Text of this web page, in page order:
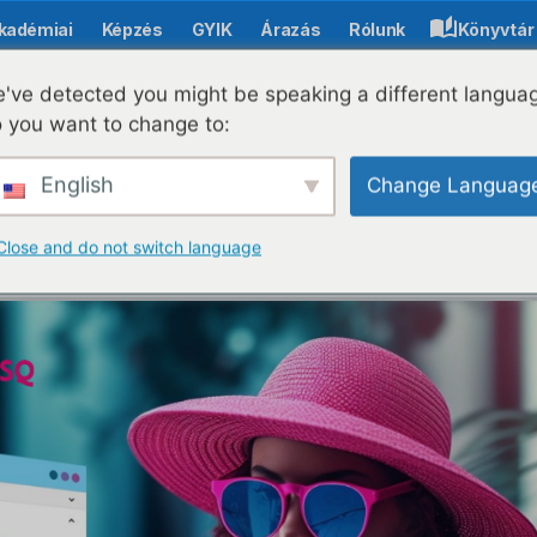
Képzés GYIK Árazás Rólunk Könyvtár
az AI
az e-learning
detected you might be speaking a different
you want to change to:
English Change
and do not switch language